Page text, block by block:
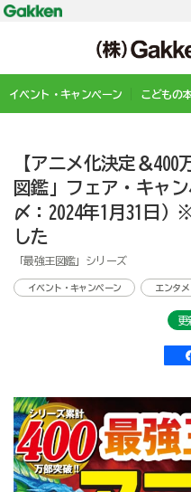
イベント・キャンペーン こどもの
【アニメ化決定＆
図鑑」フェア・キャ
〆：2024年1月31日
した
「最強王図鑑」シリーズ
イベント・キャンペーン エンタメ
更